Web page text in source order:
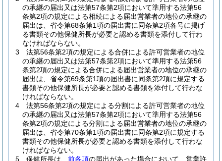
の承継の届出又は法第57条第2項において準用する法第56
条第2項の規定による相続による届出営業者の地位の承継の
届出は、省令第68条第1項の届出書に同条第2項各号に掲げ
る書類その他保健所長が必要と認める書類を添付して行わ
なければならない。
3
法第56条第2項の規定による合併による許可営業者の地位
の承継の届出又は法第57条第2項において準用する法第56
条第2項の規定による合併による届出営業者の地位の承継の
届出は、省令第69条第1項の届出書に同条第2項に規定する
書類その他保健所長が必要と認める書類を添付して行わな
ければならない。
4
法第56条第2項の規定による分割による許可営業者の地位
の承継の届出又は法第57条第2項において準用する法第56
条第2項の規定による分割による届出営業者の地位の承継の
届出は、省令第70条第1項の届出書に同条第2項に規定する
書類その他保健所長が必要と認める書類を添付して行わな
ければならない。
5
保健所長は、 前各項の届出があった場合において、営業許